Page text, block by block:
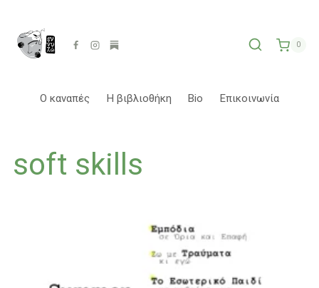
content
0
Ο καναπές Η βιβλιοθήκη Bio Επικοινωνία
soft skills